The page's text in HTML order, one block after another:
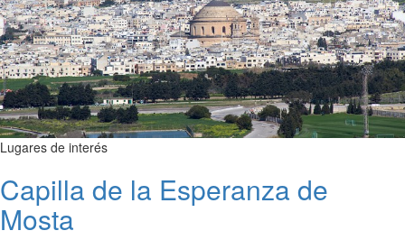
Lugares de interés
Capilla de la Esperanza de
Mosta